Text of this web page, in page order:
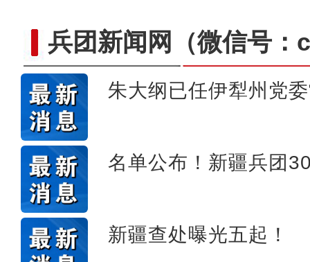
兵团新闻网 （微信号
朱大纲已任伊犁州党
名单公布！新疆兵团
新疆查处曝光五起！